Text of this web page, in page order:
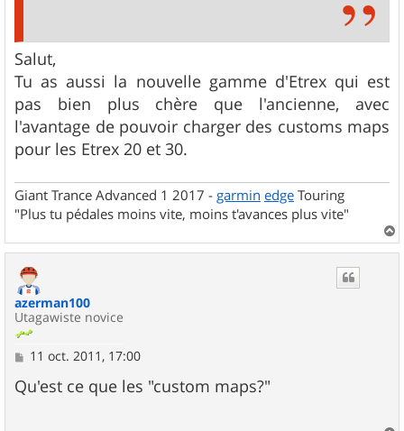
Salut,
Tu as aussi la nouvelle gamme d'Etrex qui est
pas bien plus chère que l'ancienne, avec
l'avantage de pouvoir charger des customs maps
pour les Etrex 20 et 30.
Giant Trance Advanced 1 2017 - garmin edge Touring
"Plus tu pédales moins vite, moins t'avances plus vite"
a
azerman100
Utagawiste novice
M
s
s
11 oct. 2011, 17:00
Qu'est ce que les "custom maps?"